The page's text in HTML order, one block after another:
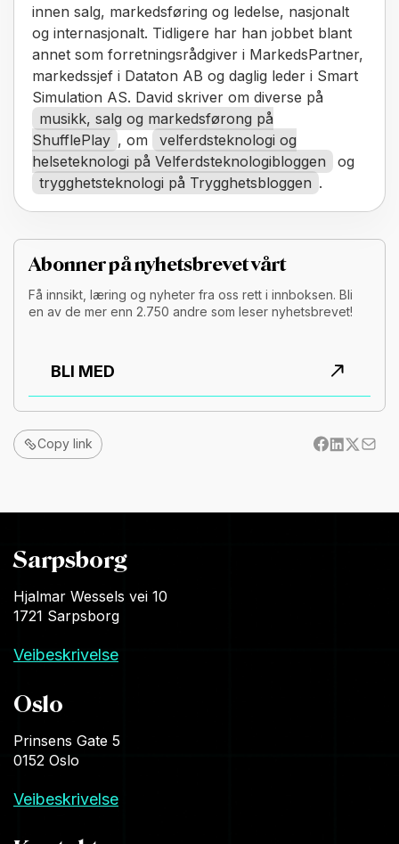
innen salg, markedsføring og ledelse, nasjonalt
og internasjonalt. Tidligere har han jobbet blant
annet som forretningsrådgiver i MarkedsPartner,
markedssjef i Dataton AB og daglig leder i Smart
Simulation AS. David skriver om diverse på
musikk, salg og markedsførong på
ShufflePlay , om
velferdsteknologi og
helseteknologi på Velferdsteknologibloggen
og
trygghetsteknologi på Trygghetsbloggen .
Abonner på nyhetsbrevet vårt
Få innsikt, læring og nyheter fra oss rett i innboksen. Bli
en av de mer enn 2.750 andre som leser nyhetsbrevet!
BLI MED
Copy link
Sarpsborg
Hjalmar Wessels vei 10
1721 Sarpsborg
Veibeskrivelse
Oslo
Prinsens Gate 5
0152 Oslo
Veibeskrivelse